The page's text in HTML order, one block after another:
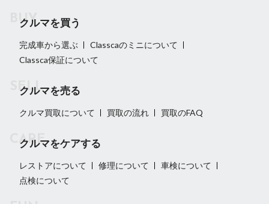
クルマを買う
完成車から選ぶ
Classcaのミニについて
Classca保証について
クルマを売る
クルマ買取について 買取の流れ 買取のFAQ
クルマをケアする
レストアについて 修理について
車検について
点検について